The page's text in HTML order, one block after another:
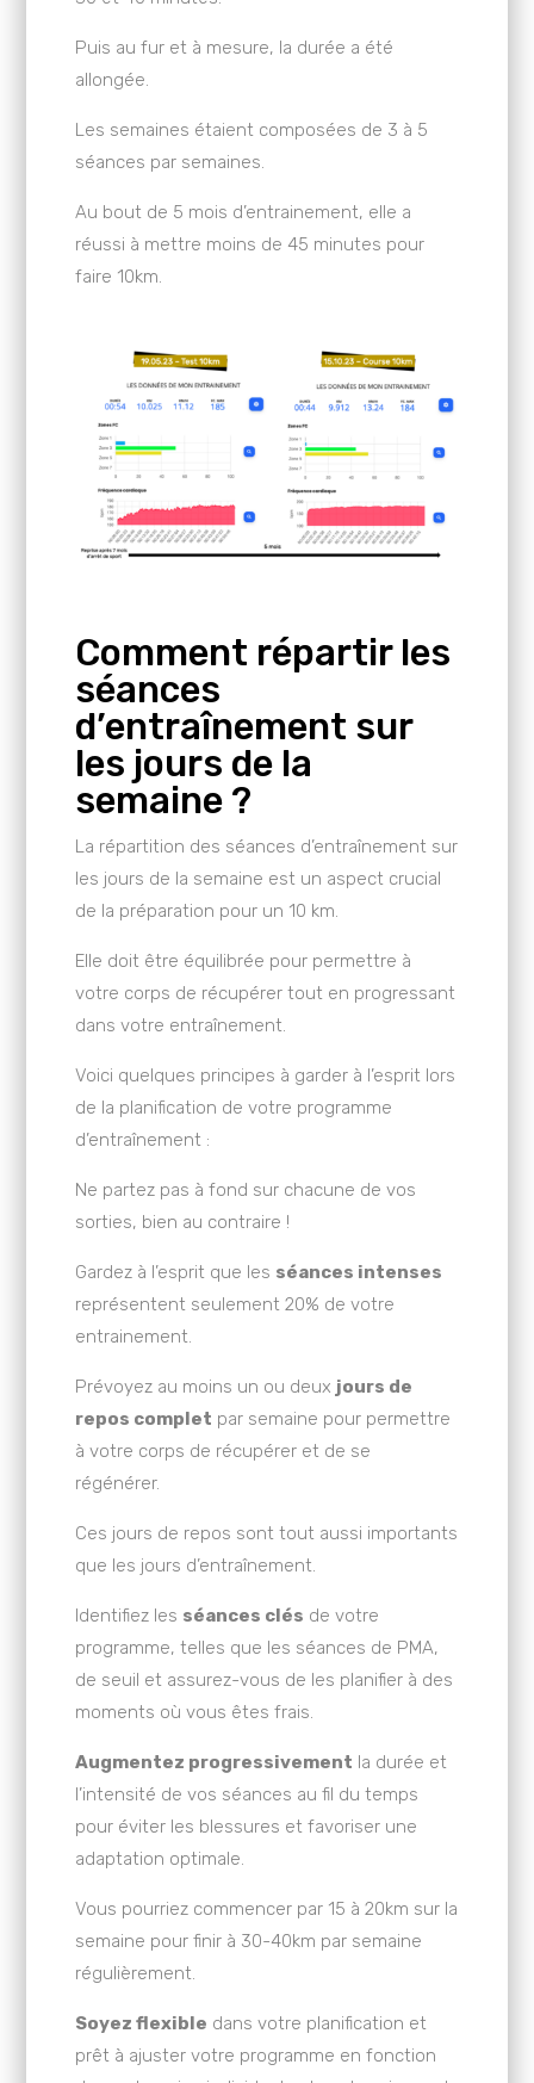
Puis au fur et à mesure, la durée a été
allongée.
Les semaines étaient composées de 3 à 5
séances par semaines.
Au bout de 5 mois d’entrainement, elle a
réussi à mettre moins de 45 minutes pour
faire 10km.
Comment répartir les
séances
d’entraînement sur
les jours de la
semaine ?
La répartition des séances d’entraînement sur
les jours de la semaine est un aspect crucial
de la préparation pour un 10 km.
Elle doit être équilibrée pour permettre à
votre corps de récupérer tout en progressant
dans votre entraînement.
Voici quelques principes à garder à l’esprit lors
de la planification de votre programme
d’entraînement :
Ne partez pas à fond sur chacune de vos
sorties, bien au contraire !
Gardez à l’esprit que les séances intenses
représentent seulement 20% de votre
entrainement.
Prévoyez au moins un ou deux jours de
repos complet par semaine pour permettre
à votre corps de récupérer et de se
régénérer.
Ces jours de repos sont tout aussi importants
que les jours d’entraînement.
Identifiez les séances clés de votre
programme, telles que les séances de PMA,
de seuil et assurez-vous de les planifier à des
moments où vous êtes frais.
Augmentez progressivement la durée et
l’intensité de vos séances au fil du temps
pour éviter les blessures et favoriser une
adaptation optimale.
Vous pourriez commencer par 15 à 20km sur la
semaine pour finir à 30-40km par semaine
régulièrement.
Soyez flexible dans votre planification et
prêt à ajuster votre programme en fonction